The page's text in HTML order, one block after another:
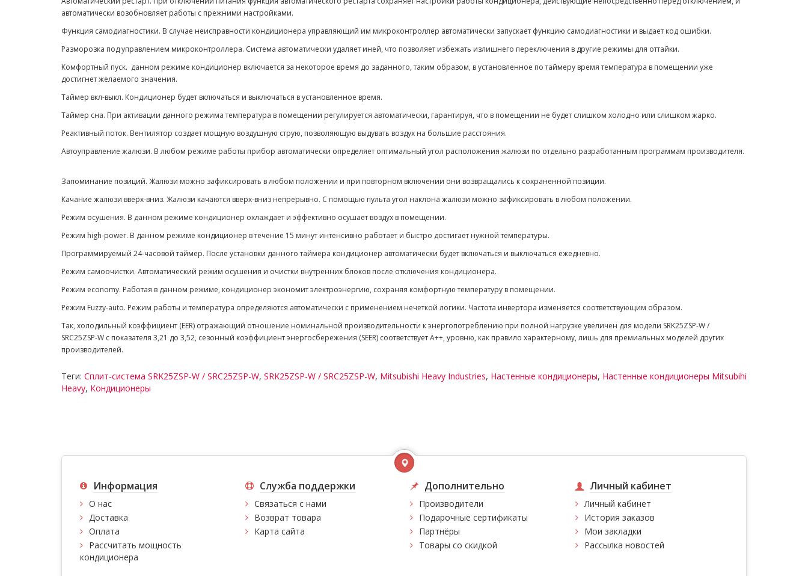
автоматически возобновляет работы с прежними настройками.
Функция самодиагностики. В случае неисправности кондиционера управляющий им микроконтроллер автоматически запускает функцию самодиагностики и выдает код ошибки.
Разморозка под управлением микроконтроллера. Система автоматически удаляет иней, что позволяет избежать излишнего переключения в другие режимы для оттайки.
Комфортный пуск. данном режиме кондиционер включается за некоторое время до заданного, таким образом, в установленное по таймеру время температура в помещении уже
достигнет желаемого значения.
Таймер вкл-выкл. Кондиционер будет включаться и выключаться в установленное время.
Таймер сна. При активации данного режима температура в помещении регулируется автоматически, гарантируя, что в помещении не будет слишком холодно или слишком жарко.
Реактивный поток. Вентилятор создает мощную воздушную струю, позволяющую выдувать воздух на большие расстояния.
Автоуправление жалюзи. В любом режиме работы прибор автоматически определяет оптимальный угол расположения жалюзи по отдельно разработанным программам производителя.
Запоминание позиций. Жалюзи можно зафиксировать в любом положении и при повторном включении они возвращались к сохраненной позиции.
Качание жалюзи вверх-вниз. Жалюзи качаются вверх-вниз непрерывно. С помощью пульта угол наклона жалюзи можно зафиксировать в любом положении.
Режим осушения. В данном режиме кондиционер охлаждает и эффективно осушает воздух в помещении.
Режим high-power. В данном режиме кондиционер в течение 15 минут интенсивно работает и быстро достигает нужной температуры.
Программируемый 24-часовой таймер. После установки данного таймера кондиционер автоматически будет включаться и выключаться ежедневно.
Режим самоочистки. Автоматический режим осушения и очистки внутренних блоков после отключения кондиционера.
Режим economy. Работая в данном режиме, кондиционер экономит электроэнергию, сохраняя комфортную температуру в помещении.
Режим Fuzzy-auto. Режим работы и температура определяются автоматически с применением нечеткой логики. Частота инвертора изменяется соответствующим образом.
Так, холодильный коэффициент (EER) отражающий отношение номинальной производительности к энергопотреблению при полной нагрузке увеличен для модели SRK25ZSP-W /
SRC25ZSP-W с показателя 3,21 до 3,52, сезонный коэффициент энергосбережения (SEER) соответствует A++, уровню, как правило характерному, лишь для премиальных моделей других
производителей.
Теги: Сплит-система SRK25ZSP-W / SRC25ZSP-W, SRK25ZSP-W / SRC25ZSP-W, Mitsubishi Heavy Industries, Настенные кондиционеры, Настенные кондиционеры Mitsubihi
Heavy, Кондиционеры
Информация
О нас
Доставка
Оплата
Рассчитать мощность
кондиционера
Служба поддержки
Связаться с нами
Возврат товара
Карта сайта
Дополнительно
Производители
Подарочные сертификаты
Партнёры
Товары со скидкой
Личный кабинет
Личный кабинет
История заказов
Мои закладки
Рассылка новостей